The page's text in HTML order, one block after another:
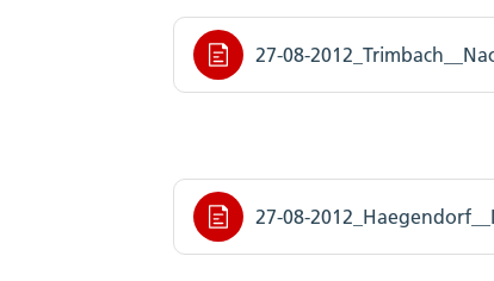
27-08-
27-08-